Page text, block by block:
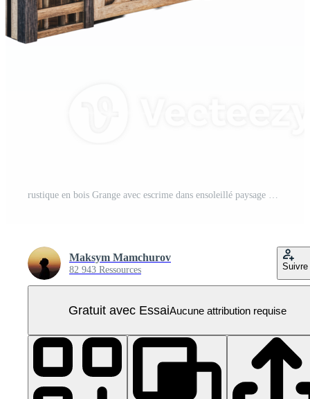
rustique en bois Grange avec escrime dans ensoleillé paysage PNG Pro
Maksym Mamchurov
82 943 Ressources Suivre
Gratuit avec EssaiAucune attribution requise